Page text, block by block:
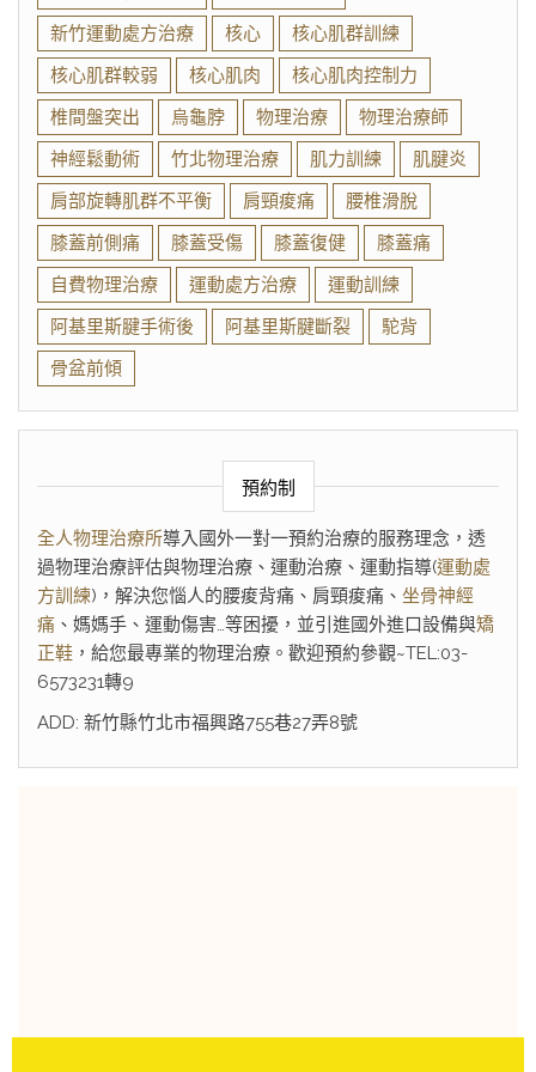
新竹運動處方治療
核心
核心肌群訓練
核心肌群較弱
核心肌肉
核心肌肉控制力
椎間盤突出
烏龜脖 物理治療
物理治療師
神經鬆動術
竹北物理治療 肌力訓練
肌腱炎
肩部旋轉肌群不平衡
肩頸痠痛
腰椎滑脫
膝蓋前側痛
膝蓋受傷 膝蓋復健
膝蓋痛
自費物理治療
運動處方治療
運動訓練
阿基里斯腱手術後
阿基里斯腱斷裂
駝背
骨盆前傾
預約制
全人物理治療所導入國外一對一預約治療的服務理念，透
過物理治療評估與物理治療、運動治療、運動指導(運動處
方訓練)，解決您惱人的腰痠背痛、肩頸痠痛、 坐骨神經
痛 、媽媽手、運動傷害…等困擾，並引進國外進口設備與矯
正鞋 ，給您最專業的物理治療。歡迎預約參觀~TEL:03-
6573231轉9
ADD: 新竹縣竹北市福興路755巷27弄8號